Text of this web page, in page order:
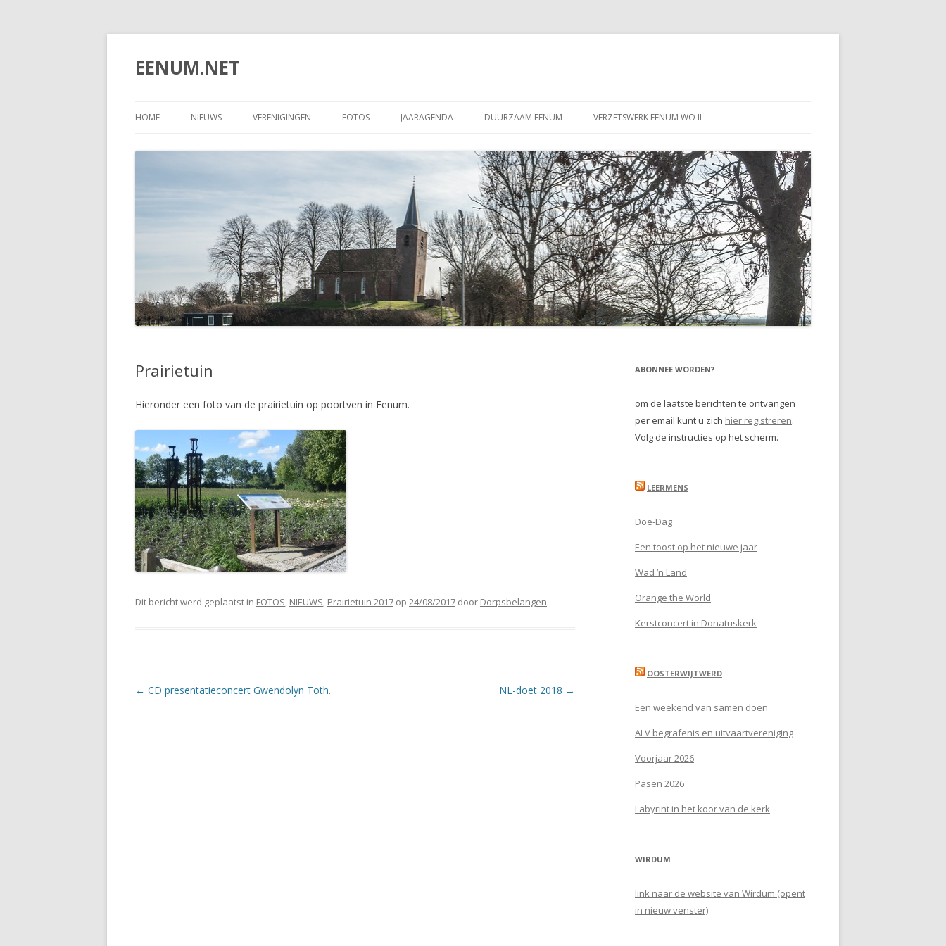
EENUM.NET
naar
HOME NIEUWS VERENIGINGEN
DORPSHUISCOMMISSIE
FOTOS
VISSEN 2021
JEU DE BOULES 2021
WATERLEIDINGSBREUK OP DE
BOSWEG 2017
BURENDAG 2016
JAARAGENDA DUURZAAM EENUM
VERSLAGEN
VERZETSWERK EENUM WO II
Prairietuin
Hieronder een foto van de prairietuin op poortven in Eenum.
Dit bericht werd geplaatst in FOTOS, NIEUWS, Prairietuin 2017 op 24/08/2017 door Dorpsbelangen.
Berichtnavigatie
← CD presentatieconcert Gwendolyn Toth. NL-doet 2018 →
ABONNEE WORDEN?
om de laatste berichten te ontvangen
per email kunt u zich hier registreren.
Volg de instructies op het scherm.
LEERMENS
Doe-Dag
Een toost op het nieuwe jaar
Wad ’n Land
Orange the World
Kerstconcert in Donatuskerk
OOSTERWIJTWERD
Een weekend van samen doen
ALV begrafenis en uitvaartvereniging
Voorjaar 2026
Pasen 2026
Labyrint in het koor van de kerk
WIRDUM
link naar de website van Wirdum (opent
in nieuw venster)